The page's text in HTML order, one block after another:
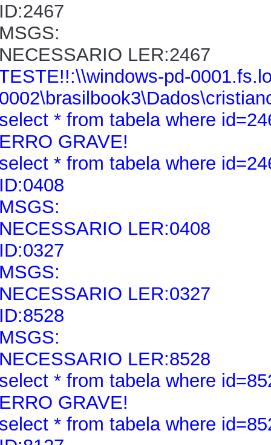
LER:2467
pd-
* from tabela where
GRAVE!
* from tabela where
LER:0408
LER:0327
LER:8528
* from tabela where
GRAVE!
* from tabela where